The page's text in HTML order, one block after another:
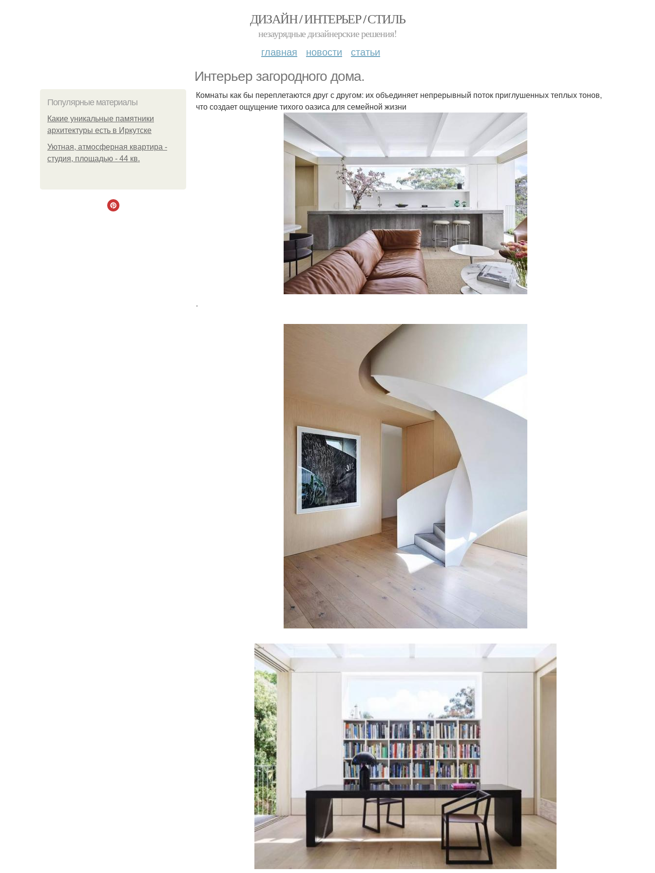
ДИЗАЙН / ИНТЕРЬЕР / СТИЛЬ
незаурядные дизайнерские решения!
главная новости статьи
Интерьер загородного дома.
Популярные материалы
Какие уникальные памятники
архитектуры есть в Иркутске
Уютная, атмосферная квартира -
студия, площадью - 44 кв.
Комнаты как бы переплетаются друг с другом: их объединяет непрерывный поток приглушенных теплых тонов,
что создает ощущение тихого оазиса для семейной жизни
.